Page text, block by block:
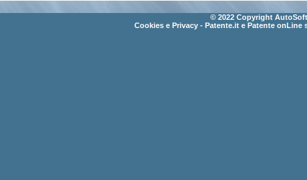
© 2022 Copyright
Cookies e Privacy - Patente.it e Patente onLine